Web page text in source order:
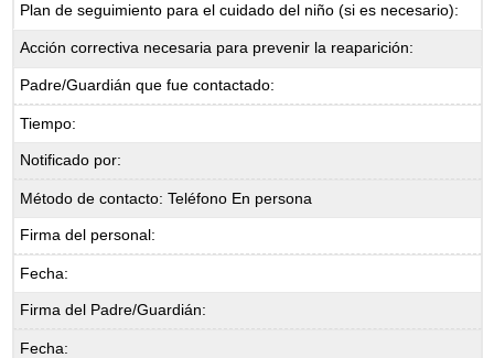
Plan de seguimiento para el cuidado del niño (si es necesario):
Acción correctiva necesaria para prevenir la reaparición:
Padre/Guardián que fue contactado:
Tiempo:
Notificado por:
Método de contacto: Teléfono En persona
Firma del personal:
Fecha:
Firma del Padre/Guardián:
Fecha: